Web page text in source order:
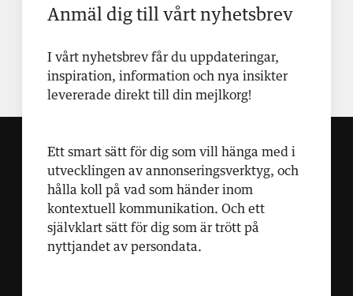
Anmäl dig till vårt nyhetsbrev
I vårt nyhetsbrev får du uppdateringar,
inspiration, information och nya insikter
levererade direkt till din mejlkorg!
Ett smart sätt för dig som vill hänga med i
utvecklingen av annonseringsverktyg, och
hålla koll på vad som händer inom
kontextuell kommunikation. Och ett
självklart sätt för dig som är trött på
nyttjandet av persondata.